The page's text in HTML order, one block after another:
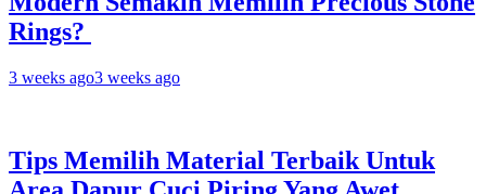
Rings?
3 weeks ago3 weeks ago
Tips Memilih Material Terbaik Untuk